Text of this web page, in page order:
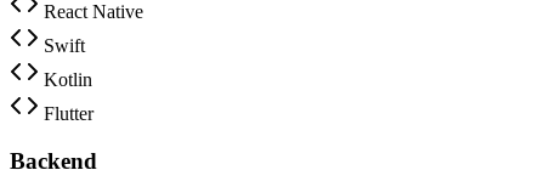
React Native
Swift
Kotlin
Flutter
Backend